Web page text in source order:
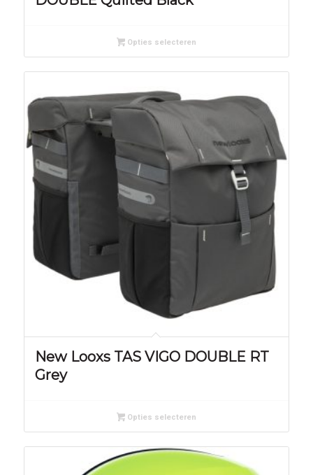
Opties selecteren
New Looxs TAS VIGO DOUBLE RT
Grey
Opties selecteren